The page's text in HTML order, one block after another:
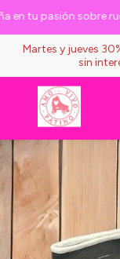
tu pasión sobre
Martes y jueves
sin